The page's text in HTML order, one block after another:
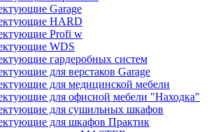
Garage
HARD
Profi w
WDS
гардеробных систем
для верстаков Garage
для медицинской мебели
для офисной мебели "Находка"
для сушильных шкафов
для шкафов Практик